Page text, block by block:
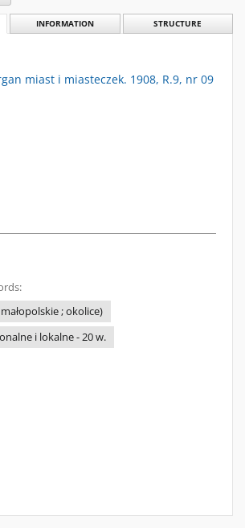
INFORMATION STRUCTURE
miast i miasteczek. 1908, R.9, nr 09
; okolice)
i lokalne - 20 w.